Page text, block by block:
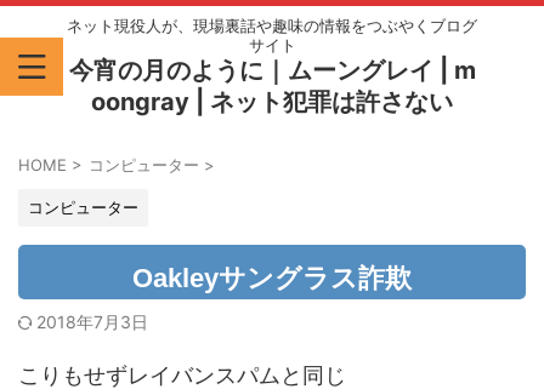
ネット現役人が、現場裏話や趣味の情報をつぶやくブログ
サイト
今宵の月のように｜ムーングレイ | m
oongray | ネット犯罪は許さない
HOME > コンピューター >
コンピューター
Oakleyサングラス詐欺
2018年7月3日
こりもせずレイバンスパムと同じ